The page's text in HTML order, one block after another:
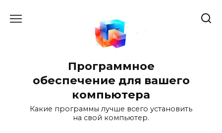
Программное
обеспечение для вашего
компьютера
Какие программы лучше всего установить
на свой компьютер.